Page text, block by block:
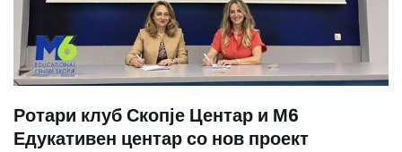
Ротари клуб Скопје Центар и М6
Едукативен центар со нов проект